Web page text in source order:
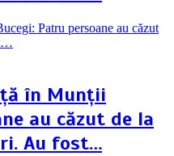
în Munții
au căzut de la
Au fost…